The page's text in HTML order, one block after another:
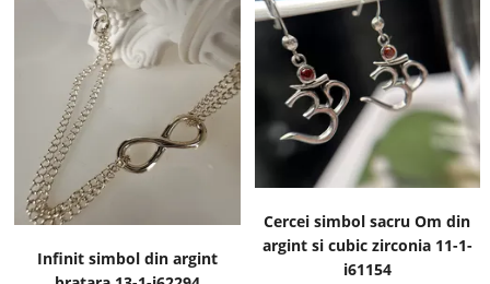
Infinit simbol din argint
Cercei simbol sacru Om din
argint si cubic zirconia 11-1-
i61154